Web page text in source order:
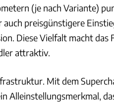
(je nach Variante)
preisgünstigere
Diese Vielfalt macht das
attraktiv.
Mit dem
Alleinstellungsmerkmal,